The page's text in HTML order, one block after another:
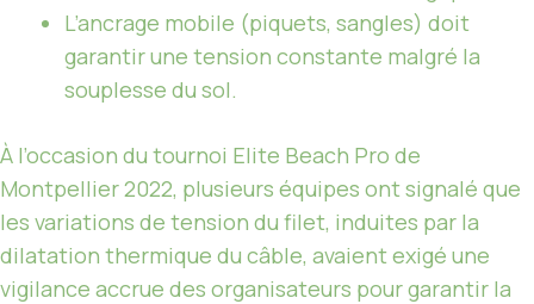
L’ancrage mobile (piquets, sangles) doit
garantir une tension constante malgré la
souplesse du sol.
À l’occasion du tournoi Elite Beach Pro de
Montpellier 2022, plusieurs équipes ont signalé que
les variations de tension du filet, induites par la
dilatation thermique du câble, avaient exigé une
vigilance accrue des organisateurs pour garantir la